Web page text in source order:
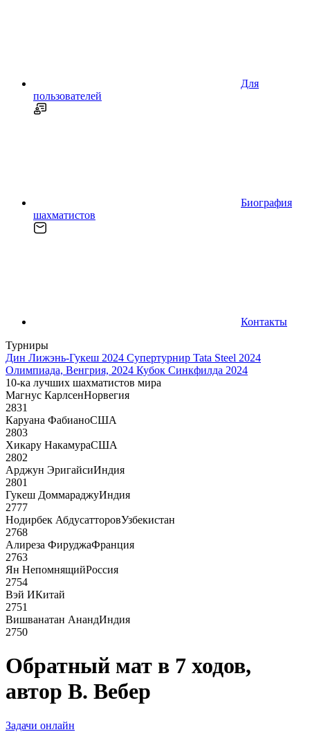
Для
пользователей
Биография
шахматистов
Контакты
Турниры
Дин Лижэнь-Гукеш 2024 Супертурнир Tata Steel 2024
Олимпиада, Венгрия, 2024 Кубок Синкфилда 2024
10-ка лучших шахматистов мира
Магнус КарлсенНорвегия
2831
Каруана ФабианоСША
2803
Хикару НакамураСША
2802
Арджун ЭригайсиИндия
2801
Гукеш ДоммараджуИндия
2777
Нодирбек АбдусатторовУзбекистан
2768
Алиреза ФируджаФранция
2763
Ян НепомнящийРоссия
2754
Вэй ИКитай
2751
Вишванатан АнандИндия
2750
Обратный мат в 7 ходов,
автор В. Вебер
Задачи онлайн